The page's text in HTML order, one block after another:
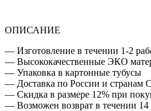
ОПИСАНИЕ
— Изготовление в течении 1-2
— Высококачественные ЭКО
— Упаковка в картонные тубусы
— Доставка по России и странам
— Скидка в размере 12% при
— Возможен возврат в течении 14